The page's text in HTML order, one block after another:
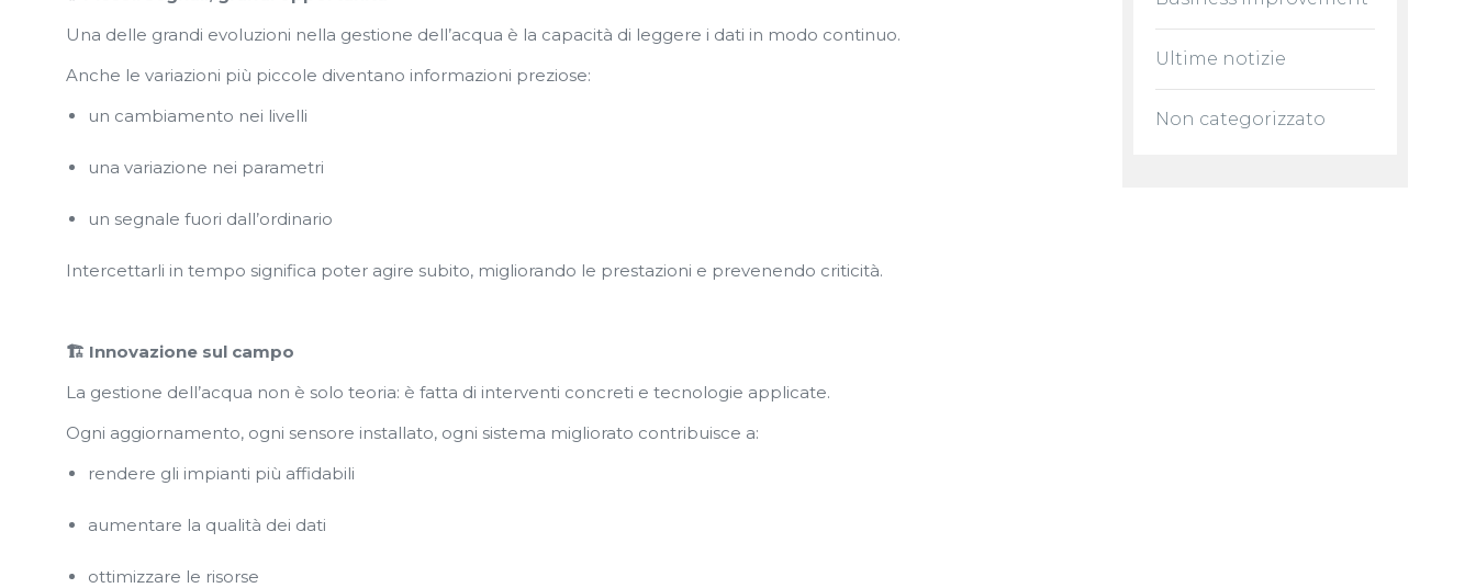
Una delle grandi evoluzioni nella gestione dell’acqua è la capacità di leggere i dati in modo continuo.
Anche le variazioni più piccole diventano informazioni preziose:
un cambiamento nei livelli
una variazione nei parametri
un segnale fuori dall’ordinario
Intercettarli in tempo significa poter agire subito, migliorando le prestazioni e prevenendo criticità.
🏗️ Innovazione sul campo
La gestione dell’acqua non è solo teoria: è fatta di interventi concreti e tecnologie applicate.
Ogni aggiornamento, ogni sensore installato, ogni sistema migliorato contribuisce a:
rendere gli impianti più affidabili
aumentare la qualità dei dati
ottimizzare le risorse
Ultime notizie
Non categorizzato